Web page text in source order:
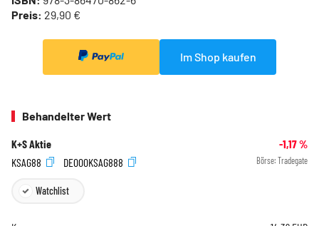
Preis: 29,90 €
Im Shop kaufen
Behandelter Wert
K+S Aktie -1,17%
KSAG88
DE000KSAG888 Börse: Tradegate
Watchlist